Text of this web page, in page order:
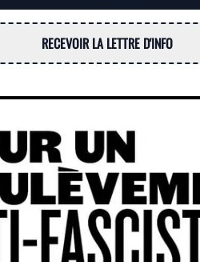
RECEVOIR LA LETTRE D'INFO